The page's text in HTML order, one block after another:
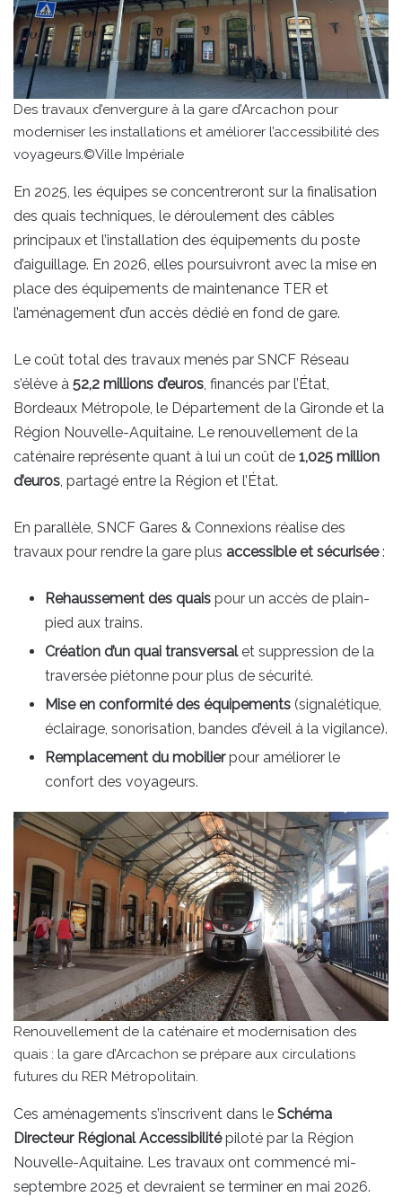
Des travaux d’envergure à la gare d’Arcachon pour
moderniser les installations et améliorer l’accessibilité des
voyageurs.©Ville Impériale
En 2025, les équipes se concentreront sur la finalisation
des quais techniques, le déroulement des câbles
principaux et l’installation des équipements du poste
d’aiguillage. En 2026, elles poursuivront avec la mise en
place des équipements de maintenance TER et
l’aménagement d’un accès dédié en fond de gare.
Le coût total des travaux menés par SNCF Réseau
s’élève à 52,2 millions d’euros, financés par l’État,
Bordeaux Métropole, le Département de la Gironde et la
Région Nouvelle-Aquitaine. Le renouvellement de la
caténaire représente quant à lui un coût de 1,025 million
d’euros, partagé entre la Région et l’État.
En parallèle, SNCF Gares & Connexions réalise des
travaux pour rendre la gare plus accessible et sécurisée:
Rehaussement des quais pour un accès de plain-
pied aux trains.
Création d’un quai transversalet suppression de la
traversée piétonne pour plus de sécurité.
Mise en conformité des équipements (signalétique,
éclairage, sonorisation, bandes d’éveil à la vigilance).
Remplacement du mobilierpour améliorer le
confort des voyageurs.
Renouvellement de la caténaire et modernisation des
quais : la gare d’Arcachon se prépare aux circulations
futures du RER Métropolitain.
Ces aménagements s’inscrivent dans le Schéma
Directeur Régional Accessibilitépiloté par la Région
Nouvelle-Aquitaine. Les travaux ont commencé mi-
septembre 2025 et devraient se terminer en mai 2026.